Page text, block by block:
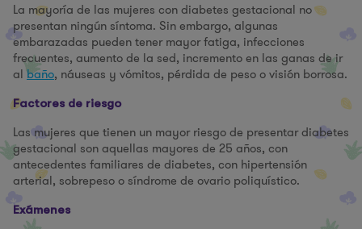
La mayoría de las mujeres con diabetes gestacional no
presentan ningún síntoma. Sin embargo, algunas
embarazadas pueden tener mayor fatiga, infecciones
frecuentes, aumento de la sed, incremento en las ganas de ir
albaño, náuseas y vómitos, pérdida de peso o visión borrosa.
Factores de riesgo
Las mujeres que tienen un mayor riesgo de presentar diabetes
gestacional son aquellas mayores de 25 años, con
antecedentes familiares de diabetes, con hipertensión
arterial, sobrepeso o síndrome de ovario poliquístico.
Exámenes